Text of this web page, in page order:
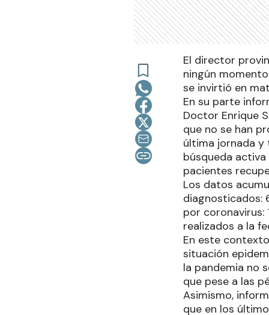
El director
ningún
se invirtió en
En su parte
Doctor Enrique
que no se han
última jornada y
búsqueda
pacientes
Los datos
diagnosticados:
por coronavirus:
realizados a la
En este
situación
la pandemia no
que pese a las
Asimismo,
que en los